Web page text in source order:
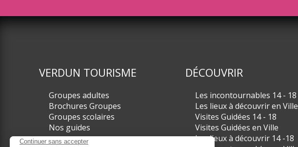
VERDUN TOURISME
Groupes adultes
Brochures Groupes
Groupes scolaires
Nos guides
DÉCOUVRIR
Les incontournables 14 - 18
Les lieux à découvrir en Ville
Visites Guidées 14 - 18
Visites Guidées en Ville
Les lieux à découvrir 14 -18